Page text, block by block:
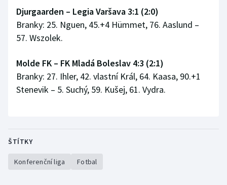
Djurgaarden – Legia Varšava 3:1 (2:0)
Branky: 25. Nguen, 45.+4 Hümmet, 76. Aaslund –
57. Wszolek.
Molde FK – FK Mladá Boleslav 4:3 (2:1)
Branky: 27. Ihler, 42. vlastní Král, 64. Kaasa, 90.+1
Stenevik – 5. Suchý, 59. Kušej, 61. Vydra.
ŠTÍTKY
Konferenční liga Fotbal